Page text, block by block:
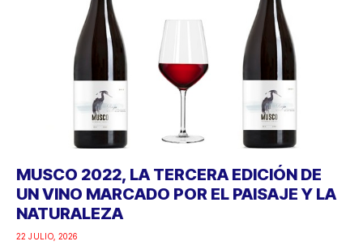
MUSCO 2022, LA TERCERA EDICIÓN DE
UN VINO MARCADO POR EL PAISAJE Y LA
NATURALEZA
22 JULIO, 2026